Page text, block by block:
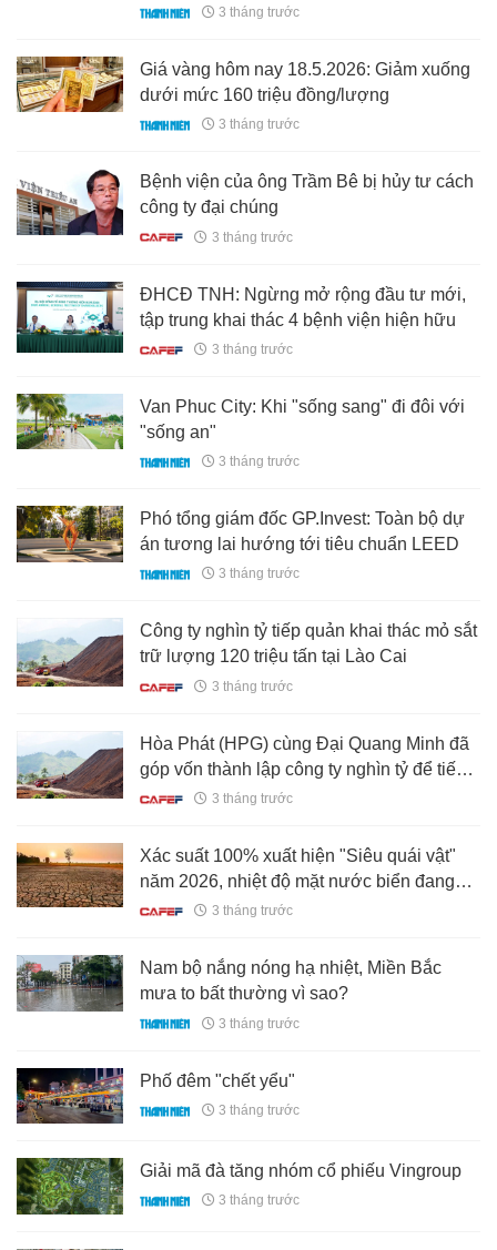
3 tháng trước
Giá vàng hôm nay 18.5.2026: Giảm xuống
dưới mức 160 triệu đồng/lượng
3 tháng trước
Bệnh viện của ông Trầm Bê bị hủy tư cách
công ty đại chúng
3 tháng trước
ĐHCĐ TNH: Ngừng mở rộng đầu tư mới,
tập trung khai thác 4 bệnh viện hiện hữu
3 tháng trước
Van Phuc City: Khi "sống sang" đi đôi với
"sống an"
3 tháng trước
Phó tổng giám đốc GP.Invest: Toàn bộ dự
án tương lai hướng tới tiêu chuẩn LEED
3 tháng trước
Công ty nghìn tỷ tiếp quản khai thác mỏ sắt
trữ lượng 120 triệu tấn tại Lào Cai
3 tháng trước
Hòa Phát (HPG) cùng Đại Quang Minh đã
góp vốn thành lập công ty nghìn tỷ để tiếp
quản khai thác mỏ sắt trữ lượng 120 triệu
3 tháng trước
Xác suất 100% xuất hiện "Siêu quái vật"
năm 2026, nhiệt độ mặt nước biển đang
tăng lên nhanh
3 tháng trước
Nam bộ nắng nóng hạ nhiệt, Miền Bắc
mưa to bất thường vì sao?
3 tháng trước
Phố đêm "chết yểu"
3 tháng trước
Giải mã đà tăng nhóm cổ phiếu Vingroup
3 tháng trước